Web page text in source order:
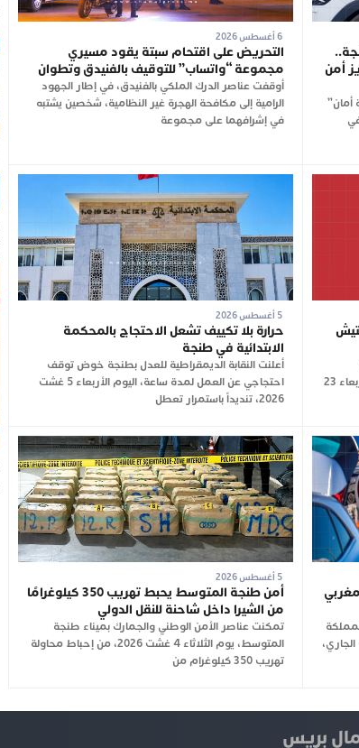
أمن
6 أغسطس 2026
التحريض على اقتحام سبتة يقود مسيري
مجموعة “واتساب” للتوقيف بالفنيدق وتطوان
أوقفت عناصر الدرك الملكي بالفنيدق، في إطار الجهود
الرامية إلى مكافحة الهجرة غير النظامية، شخصين يشتبه
في إشرافهما على مجموعة
2026.. تفتيش
والتنظيمية للانتخابات التشريعية المقررة يوم الأربعاء 23
5 أغسطس 2026
حرارة بلا تكييف تشعل الاحتجاج بالمحكمة
الابتدائية في طنجة
أعلنت النقابة الديمقراطية للعدل بطنجة خوض توقف
احتجاجي عن العمل لمدة ساعة، اليوم الأربعاء 5 غشت
2026، تنديداً باستمرار تعطل
2.74 مليون مغربي
2026 وإلى غاية 3 غشت الجاري،
5 أغسطس 2026
أمن طنجة المتوسط يحبط تهريب 350 كيلوغرامًا
من الشيرا داخل شاحنة للنقل الدولي
تمكنت عناصر الأمن الوطني والجمارك بميناء طنجة
المتوسط، يوم الثلاثاء 4 غشت 2026، من إحباط محاولة
تهريب 350 كيلوغرام من
بريس